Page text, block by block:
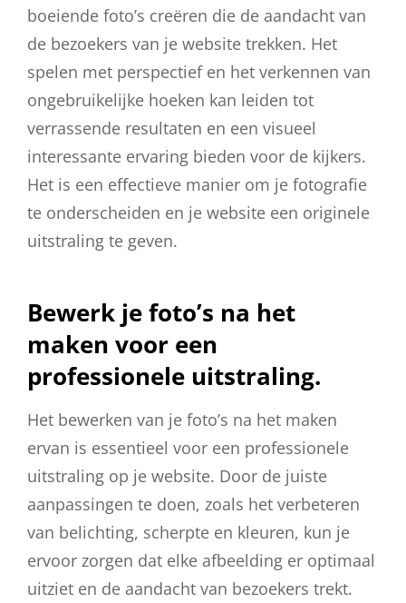
boeiende foto’s creëren die de aandacht van
de bezoekers van je website trekken. Het
spelen met perspectief en het verkennen van
ongebruikelijke hoeken kan leiden tot
verrassende resultaten en een visueel
interessante ervaring bieden voor de kijkers.
Het is een effectieve manier om je fotografie
te onderscheiden en je website een originele
uitstraling te geven.
Bewerk je foto’s na het
maken voor een
professionele uitstraling.
Het bewerken van je foto’s na het maken
ervan is essentieel voor een professionele
uitstraling op je website. Door de juiste
aanpassingen te doen, zoals het verbeteren
van belichting, scherpte en kleuren, kun je
ervoor zorgen dat elke afbeelding er optimaal
uitziet en de aandacht van bezoekers trekt.